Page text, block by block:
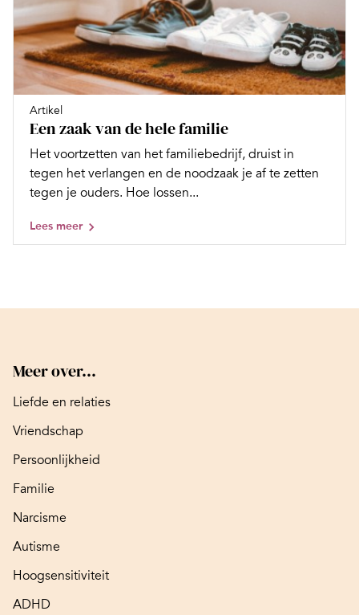
Artikel
Een zaak van de hele familie
Het voortzetten van het familiebedrijf, druist in
tegen het verlangen en de noodzaak je af te zetten
tegen je ouders. Hoe lossen...
Lees meer
Meer over...
Liefde en relaties
Vriendschap
Persoonlijkheid
Familie
Narcisme
Autisme
Hoogsensitiviteit
ADHD